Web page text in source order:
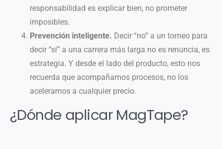
responsabilidad es explicar bien, no prometer
imposibles.
Prevención inteligente. Decir “no” a un torneo para
decir “sí” a una carrera más larga no es renuncia, es
estrategia. Y desde el lado del producto, esto nos
recuerda que acompañamos procesos, no los
aceleramos a cualquier precio.
¿Dónde aplicar MagTape?